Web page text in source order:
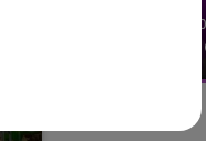
7h00 -
BEST